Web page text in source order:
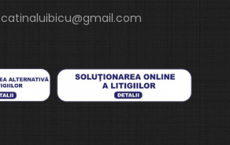
catinaluibicu@gmail.com